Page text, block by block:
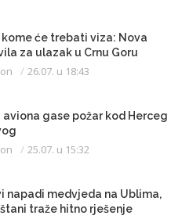
kome će trebati viza: Nova
za ulazak u Crnu Goru
26.07. u 18:43
aviona gase požar kod Herceg
25.07. u 15:32
napadi medvjeda na Ublima,
traže hitno rješenje